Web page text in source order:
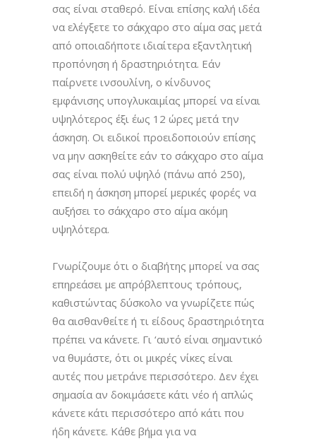
σας είναι σταθερό. Είναι επίσης καλή ιδέα
να ελέγξετε το σάκχαρο στο αίμα σας μετά
από οποιαδήποτε ιδιαίτερα εξαντλητική
προπόνηση ή δραστηριότητα. Εάν
παίρνετε ινσουλίνη, ο κίνδυνος
εμφάνισης υπογλυκαιμίας μπορεί να είναι
υψηλότερος έξι έως 12 ώρες μετά την
άσκηση. Οι ειδικοί προειδοποιούν επίσης
να μην ασκηθείτε εάν το σάκχαρο στο αίμα
σας είναι πολύ υψηλό (πάνω από 250),
επειδή η άσκηση μπορεί μερικές φορές να
αυξήσει το σάκχαρο στο αίμα ακόμη
υψηλότερα.
Γνωρίζουμε ότι ο διαβήτης μπορεί να σας
επηρεάσει με απρόβλεπτους τρόπους,
καθιστώντας δύσκολο να γνωρίζετε πώς
θα αισθανθείτε ή τι είδους δραστηριότητα
πρέπει να κάνετε. Γι ‘αυτό είναι σημαντικό
να θυμάστε, ότι οι μικρές νίκες είναι
αυτές που μετράνε περισσότερο. Δεν έχει
σημασία αν δοκιμάσετε κάτι νέο ή απλώς
κάνετε κάτι περισσότερο από κάτι που
ήδη κάνετε. Κάθε βήμα για να